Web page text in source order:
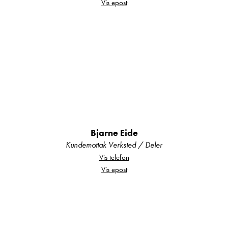
• TV plassert med god synsvinkel fra salongen
• L-formet kjøkkenbenk
• 3 gassbluss
Vis epost
Bjarne Eide
Kundemottak Verksted / Deler
Vis telefon
Vis epost